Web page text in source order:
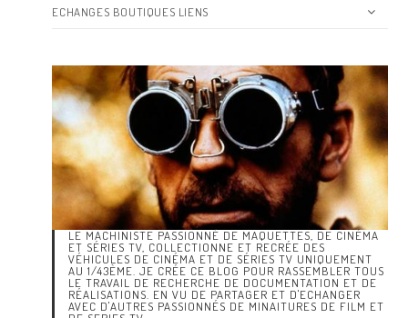
ECHANGES BOUTIQUES LIENS
LE MACHINISTE PASSIONNÉ DE MAQUETTES, DE CINÉMA
ET SÉRIES TV, COLLECTIONNE ET RECRÉE DES
VÉHICULES DE CINÉMA ET DE SÉRIES TV UNIQUEMENT
AU 1/43ÈME. JE CRÉE CE BLOG POUR RASSEMBLER TOUS
LE TRAVAIL DE RECHERCHE DE DOCUMENTATION ET DE
RÉALISATIONS. EN VU DE PARTAGER ET D'ECHANGER
AVEC D'AUTRES PASSIONNÉS DE MINAITURES DE FILM ET